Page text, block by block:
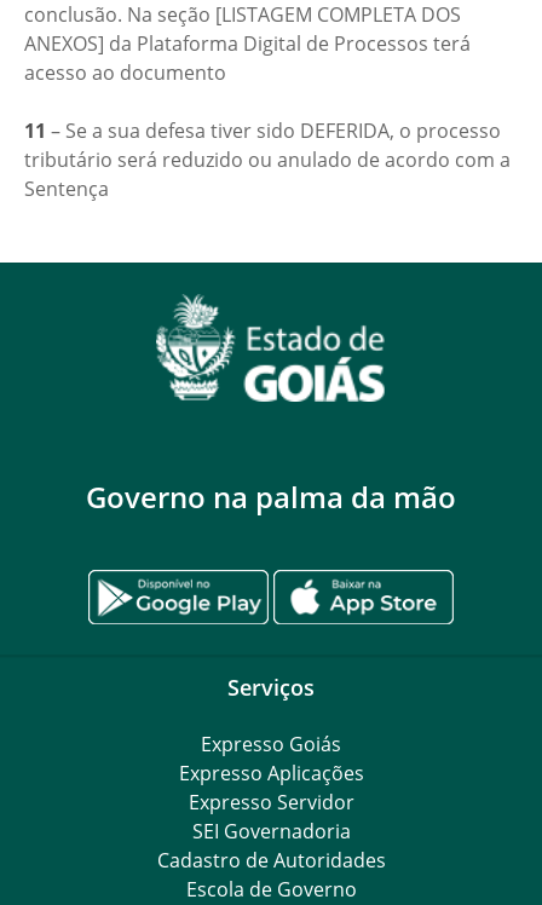
conclusão. Na seção [LISTAGEM COMPLETA DOS
ANEXOS] da Plataforma Digital de Processos terá
acesso ao documento
11 – Se a sua defesa tiver sido DEFERIDA, o processo
tributário será reduzido ou anulado de acordo com a
Sentença
Governo na palma da mão
Serviços
Expresso Goiás
Expresso Aplicações
Expresso Servidor
SEI Governadoria
Cadastro de Autoridades
Escola de Governo